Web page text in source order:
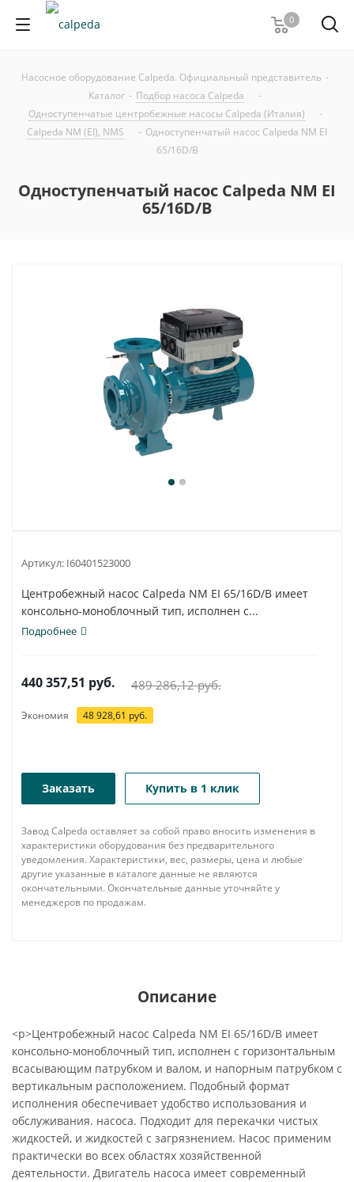
0
Насосное оборудование Calpeda. Официальный представитель -
Каталог - Подбор насоса Calpeda
-
Одноступенчатые центробежные насосы Calpeda (Италия)
-
Calpeda NM (EI), NMS
- Одноступенчатый насос Calpeda NM EI
65/16D/B
Одноступенчатый насос Calpeda NM EI
65/16D/B
Артикул: I60401523000
Центробежный насос Calpeda NM EI 65/16D/B имеет
консольно-моноблочный тип, исполнен с...
Подробнее
440 357,51 руб. 489 286,12руб.
Экономия 48 928,61 руб.
Заказать Купить в 1 клик
Завод Calpeda оставляет за собой право вносить изменения в
характеристики оборудования без предварительного
уведомления. Характеристики, вес, размеры, цена и любые
другие указанные в каталоге данные не являются
окончательными. Окончательные данные уточняйте у
менеджеров по продажам.
Описание
<p>Центробежный насос Calpeda NM EI 65/16D/B имеет
консольно-моноблочный тип, исполнен с горизонтальным
всасывающим патрубком и валом, и напорным патрубком с
вертикальным расположением. Подобный формат
исполнения обеспечивает удобство использования и
обслуживания. насоса. Подходит для перекачки чистых
жидкостей, и жидкостей с загрязнением. Насос применим
практически во всех областях хозяйственной
деятельности. Двигатель насоса имеет современный